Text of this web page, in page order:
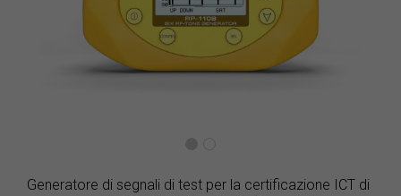
Generatore di segnali di test per la certificazione ICT di